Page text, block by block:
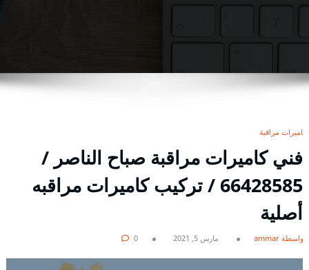
كاميرات مراقبة
فني كاميرات مراقبة صباح الناصر /
66428585 / تركيب كاميرات مراقبه
أصلية
بواسطة ammar مارس 5, 2021 0